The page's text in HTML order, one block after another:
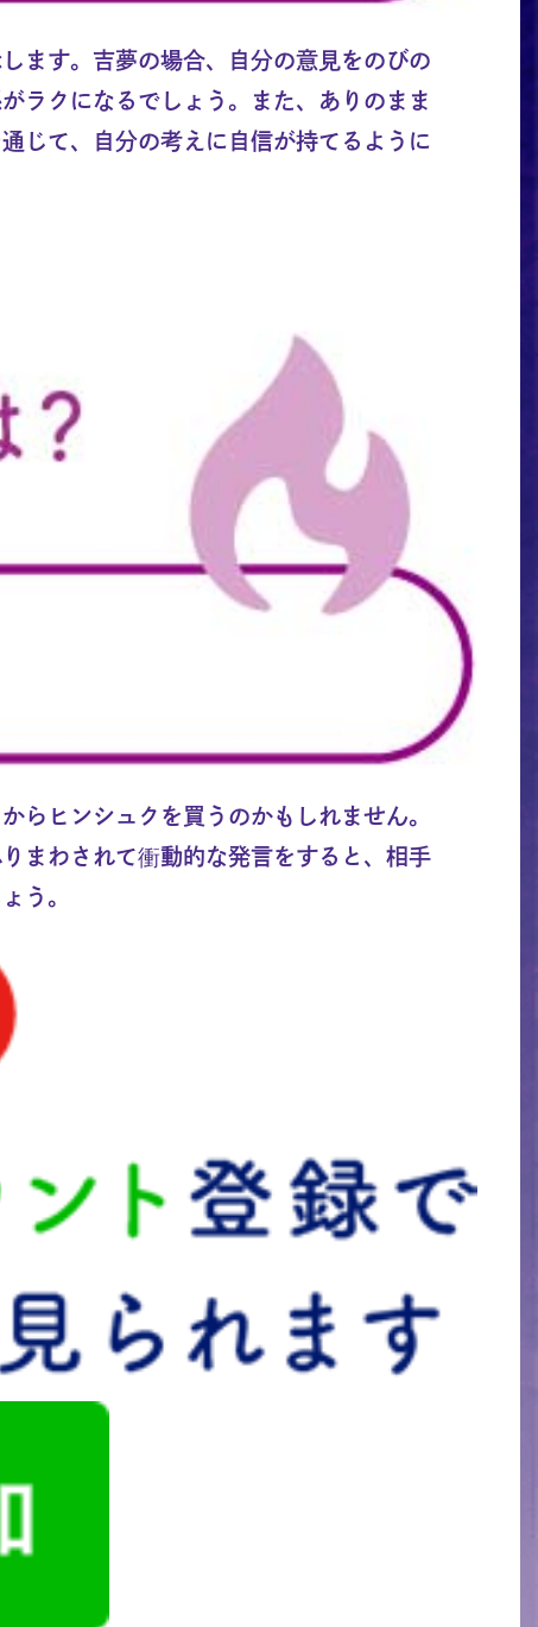
ます。吉夢の場合、自分の意見をのびの
ラクになるでしょう。また、ありのまま
じて、自分の考えに自信が持てるように
らヒンシュクを買うのかもしれません。
まわされて衝動的な発言をすると、相手
う。